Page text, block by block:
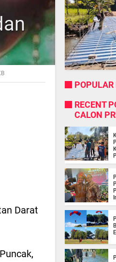
Darat
POPULAR
RECENT
CALON